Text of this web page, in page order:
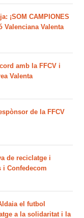
¡SOM CAMPIONES
Valenciana Valenta
amb la FFCV i
Valenta
de la FFCV
de reciclatge i
Confedecom
el futbol
a la solidaritat i la